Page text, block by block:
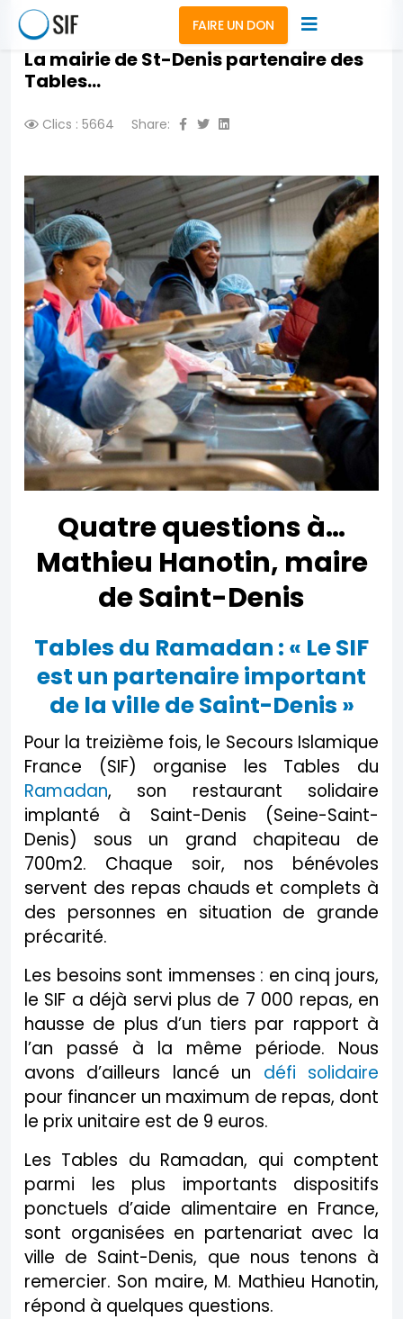
FAIRE UN DON
La mairie de St-Denis partenaire des
Tables...
Clics : 5664 Share:
Quatre questions à…
Mathieu Hanotin, maire
de Saint-Denis
Tables du Ramadan : « Le SIF
est un partenaire important
de la ville de Saint-Denis »
Pour la treizième fois, le Secours Islamique
France (SIF) organise les Tables du
Ramadan, son restaurant solidaire
implanté à Saint-Denis (Seine-Saint-
Denis) sous un grand chapiteau de
700m2. Chaque soir, nos bénévoles
servent des repas chauds et complets à
des personnes en situation de grande
précarité.
Les besoins sont immenses : en cinq jours,
le SIF a déjà servi plus de 7 000 repas, en
hausse de plus d’un tiers par rapport à
l’an passé à la même période. Nous
avons d’ailleurs lancé un défi solidaire
pour financer un maximum de repas, dont
le prix unitaire est de 9 euros.
Les Tables du Ramadan, qui comptent
parmi les plus importants dispositifs
ponctuels d’aide alimentaire en France,
sont organisées en partenariat avec la
ville de Saint-Denis, que nous tenons à
remercier. Son maire, M. Mathieu Hanotin,
répond à quelques questions.